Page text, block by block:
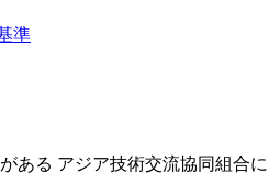
準
ある アジア技術交流協同組合に